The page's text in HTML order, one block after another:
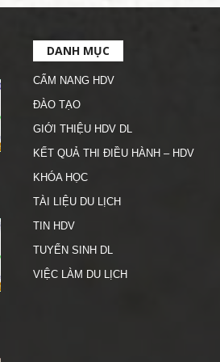
DANH MỤC
CẨM NANG HDV
ĐÀO TẠO
GIỚI THIỆU HDV DL
KẾT QUẢ THI ĐIỀU HÀNH – HDV
KHÓA HỌC
TÀI LIỆU DU LỊCH
TIN HDV
TUYỂN SINH DL
VIỆC LÀM DU LỊCH